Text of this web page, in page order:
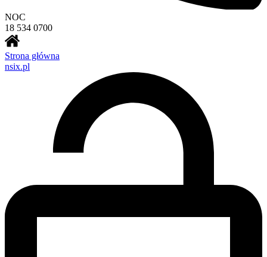
NOC
18 534 0700
Strona główna
nsix.pl